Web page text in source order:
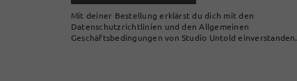
Mit deiner Bestellung erklärst du dich mit den
Datenschutzrichtlinien und den Allgemeinen
Geschäftsbedingungen von Studio Untold einverstanden.